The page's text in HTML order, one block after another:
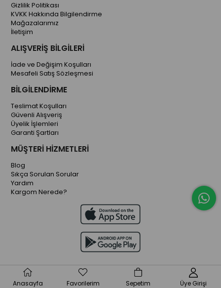
Gizlilik Politikası
KVKK Hakkında Bilgilendirme
Mağazalarımız
İletişim
ALIŞVERİŞ BİLGİLERİ
İade ve Değişim Koşulları
Mesafeli Satış Sözleşmesi
BİLGİLENDİRME
Teslimat Koşulları
Güvenli Alışveriş
Üyelik İşlemleri
Garanti Şartları
MÜŞTERİ HİZMETLERİ
Blog
Sıkça Sorulan Sorular
Yardım
Kargom Nerede?
Anasayfa Favorilerim Sepetim Üye Girişi